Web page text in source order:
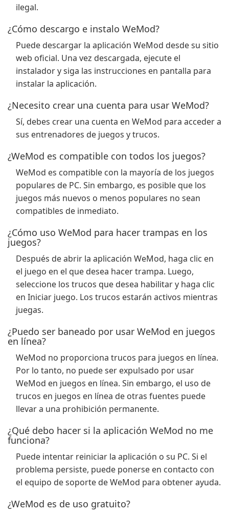
ilegal.
¿Cómo descargo e instalo WeMod?
Puede descargar la aplicación WeMod desde su sitio
web oficial. Una vez descargada, ejecute el
instalador y siga las instrucciones en pantalla para
instalar la aplicación.
¿Necesito crear una cuenta para usar WeMod?
Sí, debes crear una cuenta en WeMod para acceder a
sus entrenadores de juegos y trucos.
¿WeMod es compatible con todos los juegos?
WeMod es compatible con la mayoría de los juegos
populares de PC. Sin embargo, es posible que los
juegos más nuevos o menos populares no sean
compatibles de inmediato.
¿Cómo uso WeMod para hacer trampas en los
juegos?
Después de abrir la aplicación WeMod, haga clic en
el juego en el que desea hacer trampa. Luego,
seleccione los trucos que desea habilitar y haga clic
en Iniciar juego. Los trucos estarán activos mientras
juegas.
¿Puedo ser baneado por usar WeMod en juegos
en línea?
WeMod no proporciona trucos para juegos en línea.
Por lo tanto, no puede ser expulsado por usar
WeMod en juegos en línea. Sin embargo, el uso de
trucos en juegos en línea de otras fuentes puede
llevar a una prohibición permanente.
¿Qué debo hacer si la aplicación WeMod no me
funciona?
Puede intentar reiniciar la aplicación o su PC. Si el
problema persiste, puede ponerse en contacto con
el equipo de soporte de WeMod para obtener ayuda.
¿WeMod es de uso gratuito?